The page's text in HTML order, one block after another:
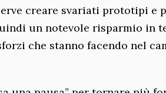
creare svariati prototipi e
un notevole risparmio in
che stanno facendo nel